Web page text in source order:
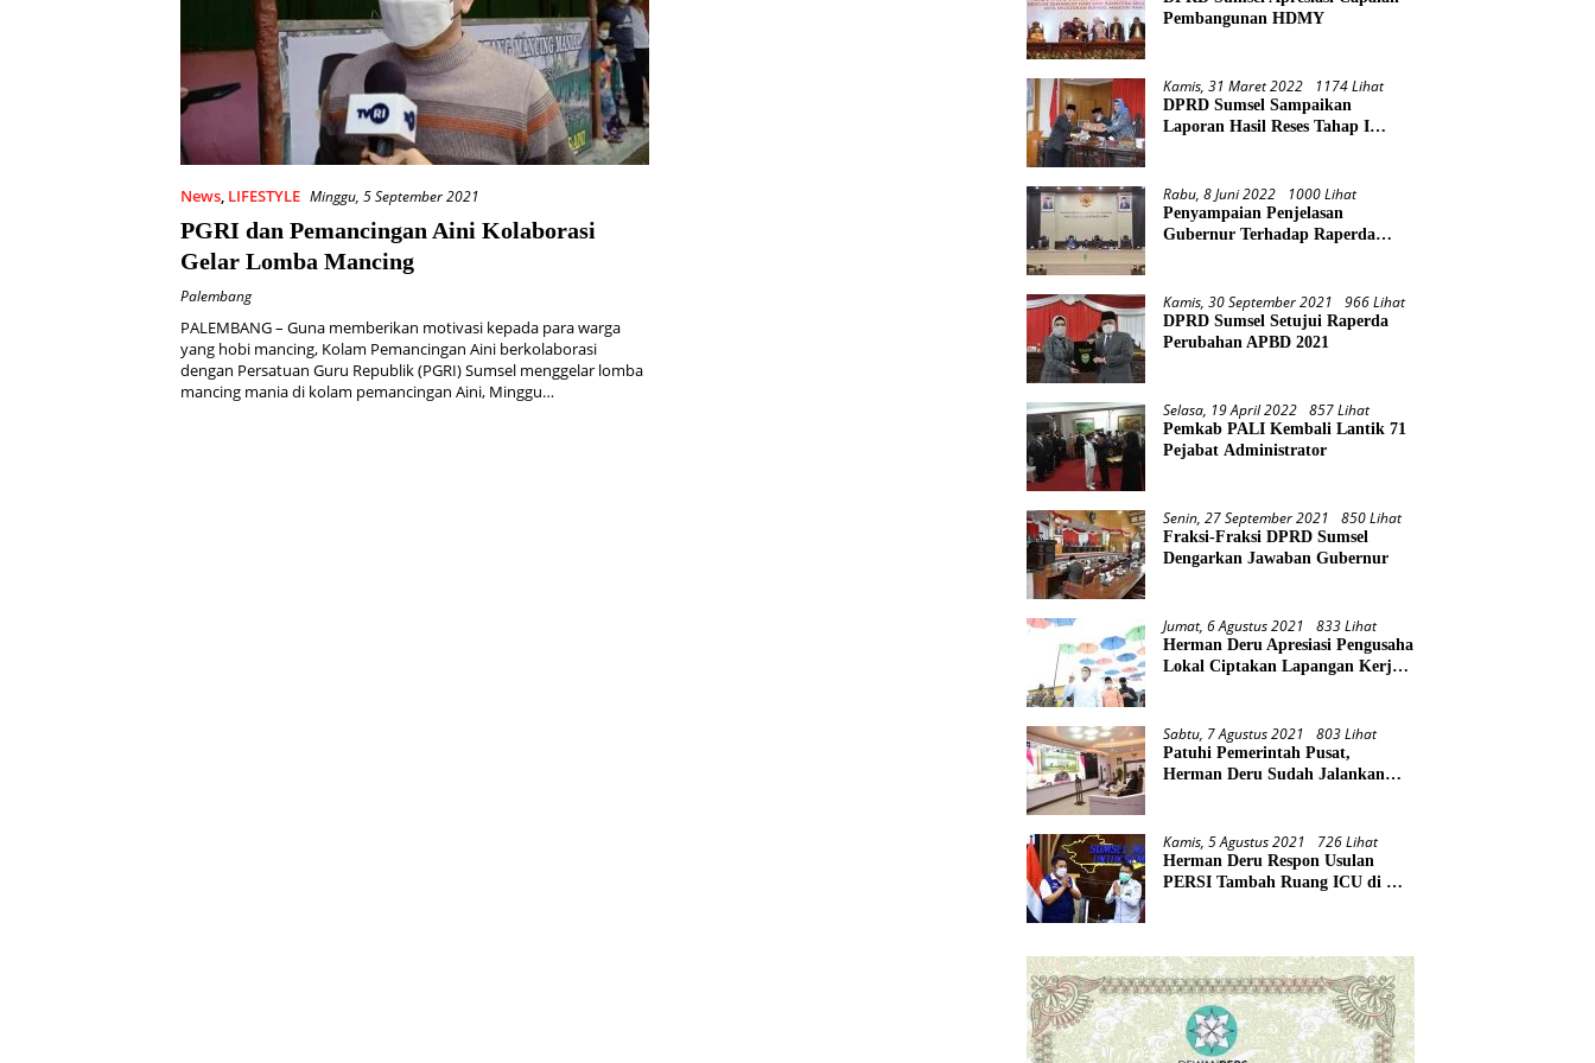
News LIFESTYLE Minggu, 5 September 2021
PGRI dan Pemancingan Aini Kolaborasi
Gelar Lomba Mancing
Palembang
PALEMBANG – Guna memberikan motivasi kepada para warga
yang hobi mancing, Kolam Pemancingan Aini berkolaborasi
dengan Persatuan Guru Republik (PGRI) Sumsel menggelar lomba
mancing mania di kolam pemancingan Aini, Minggu…
Pembangunan HDMY
Kamis, 31 Maret 2022 1174 Lihat
DPRD Sumsel Sampaikan
Laporan Hasil Reses Tahap I
Rabu, 8 Juni 2022 1000 Lihat
Penyampaian Penjelasan
Gubernur Terhadap Raperda
Kamis, 30 September 2021 966 Lihat
DPRD Sumsel Setujui Raperda
Perubahan APBD 2021
Selasa, 19 April 2022 857 Lihat
Pemkab PALI Kembali Lantik 71
Pejabat Administrator
Senin, 27 September 2021 850 Lihat
Fraksi-Fraksi DPRD Sumsel
Dengarkan Jawaban Gubernur
Jumat, 6 Agustus 2021 833 Lihat
Herman Deru Apresiasi Pengusaha
Lokal Ciptakan Lapangan Kerja
Sabtu, 7 Agustus 2021 803 Lihat
Patuhi Pemerintah Pusat,
Herman Deru Sudah Jalankan
Kamis, 5 Agustus 2021 726 Lihat
Herman Deru Respon Usulan
PERSI Tambah Ruang ICU di RS